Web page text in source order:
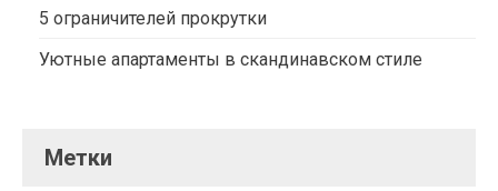
5 ограничителей прокрутки
Уютные апартаменты в скандинавском стиле
Метки